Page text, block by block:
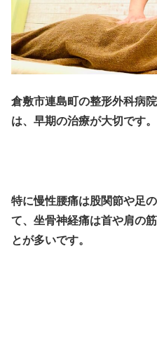
倉敷市連島町の整形外科病
は、早期の治療が大切です。
特に慢性腰痛は股関節や足
て、 坐骨神経痛は首や肩の
とが多いです。